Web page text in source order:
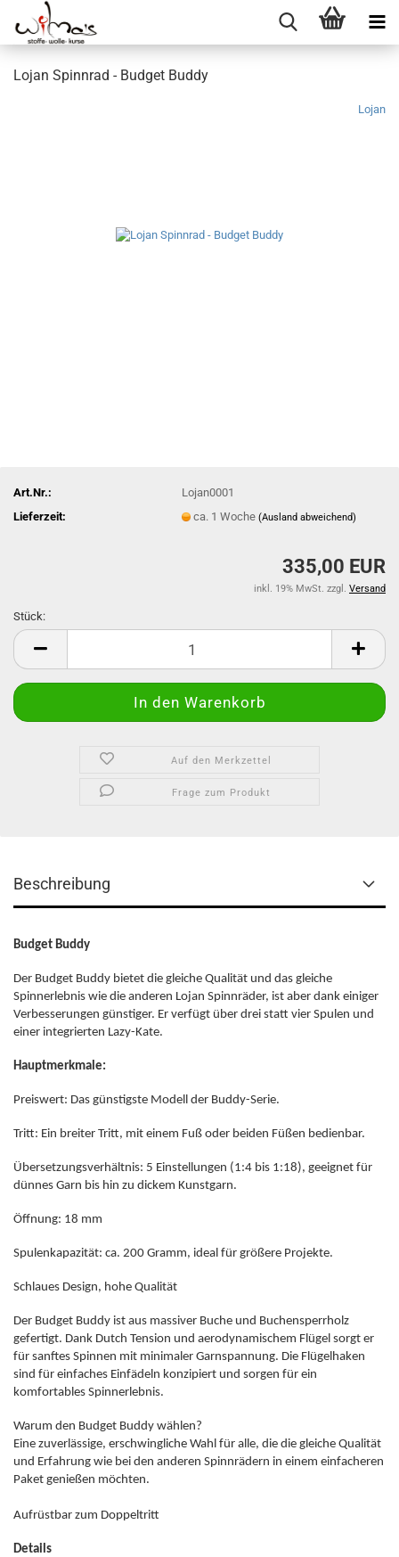
Lojan Spinnrad - Budget Buddy
Lojan
Art.Nr.:
Lojan0001
Lieferzeit:
ca. 1 Woche(Ausland abweichend)
335,00 EUR
inkl. 19% MwSt. zzgl. Versand
Stück:
Stück
Auf den Merkzettel
Frage zum Produkt
Beschreibung
Budget Buddy
Der Budget Buddy bietet die gleiche Qualität und das gleiche
Spinnerlebnis wie die anderen Lojan Spinnräder, ist aber dank einiger
Verbesserungen günstiger. Er verfügt über drei statt vier Spulen und
einer integrierten Lazy-Kate.
Hauptmerkmale:
Preiswert: Das günstigste Modell der Buddy-Serie.
Tritt: Ein breiter Tritt, mit einem Fuß oder beiden Füßen bedienbar.
Übersetzungsverhältnis: 5 Einstellungen (1:4 bis 1:18), geeignet für
dünnes Garn bis hin zu dickem Kunstgarn.
Öffnung: 18 mm
Spulenkapazität: ca. 200 Gramm, ideal für größere Projekte.
Schlaues Design, hohe Qualität
Der Budget Buddy ist aus massiver Buche und Buchensperrholz
gefertigt. Dank Dutch Tension und aerodynamischem Flügel sorgt er
für sanftes Spinnen mit minimaler Garnspannung. Die Flügelhaken
sind für einfaches Einfädeln konzipiert und sorgen für ein
komfortables Spinnerlebnis.
Warum den Budget Buddy wählen?
Eine zuverlässige, erschwingliche Wahl für alle, die die gleiche Qualität
und Erfahrung wie bei den anderen Spinnrädern in einem einfacheren
Paket genießen möchten.
Aufrüstbar zum Doppeltritt
Details